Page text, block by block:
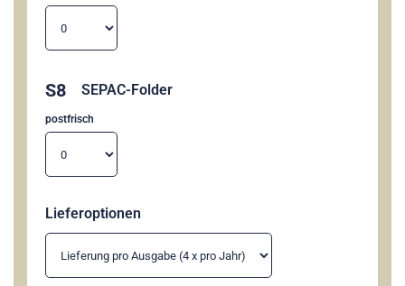
S8 SEPAC-Folder
postfrisch
Lieferoptionen